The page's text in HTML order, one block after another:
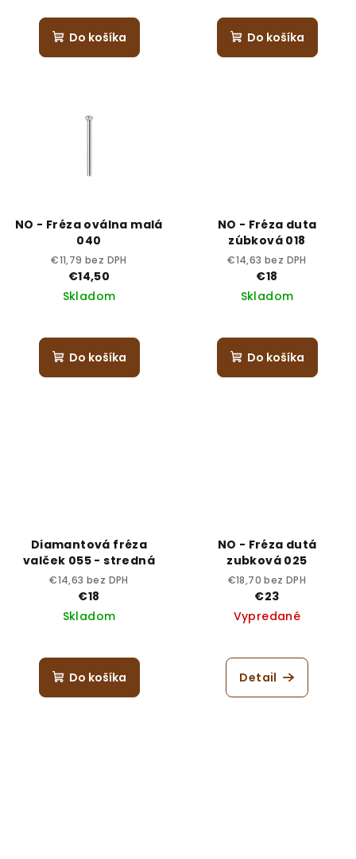
Do košíka Do košíka
NO - Fréza oválna malá
040
€11,79 bez DPH
€14,50
Skladom
Do košíka
NO - Fréza duta
zúbková 018
€14,63 bez DPH
€18
Skladom
Do košíka
Diamantová fréza
valček 055 - stredná
€14,63 bez DPH
€18
Skladom
Do košíka
NO - Fréza dutá
zubková 025
€18,70 bez DPH
€23
Vypredané
Detail